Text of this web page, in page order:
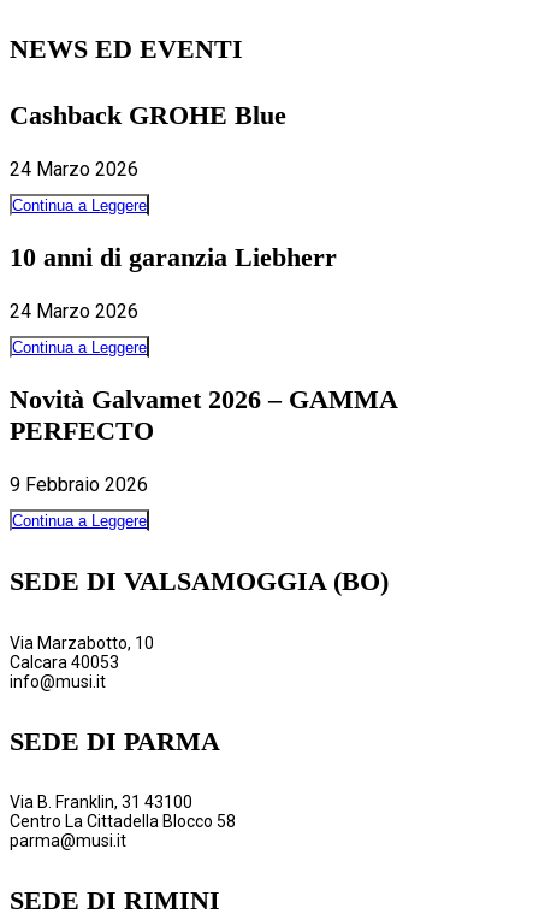
NEWS ED EVENTI
Cashback GROHE Blue
24 Marzo 2026
Continua a Leggere
10 anni di garanzia Liebherr
24 Marzo 2026
Continua a Leggere
Novità Galvamet 2026 – GAMMA
PERFECTO
9 Febbraio 2026
Continua a Leggere
SEDE DI VALSAMOGGIA (BO)
Via Marzabotto, 10
Calcara 40053
info@musi.it
SEDE DI PARMA
Via B. Franklin, 31 43100
Centro La Cittadella Blocco 58
parma@musi.it
SEDE DI RIMINI